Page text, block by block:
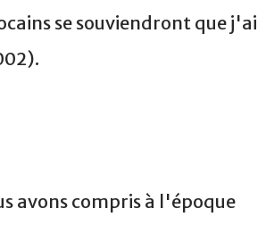
se souviendront que j'ai
avons compris à l'époque